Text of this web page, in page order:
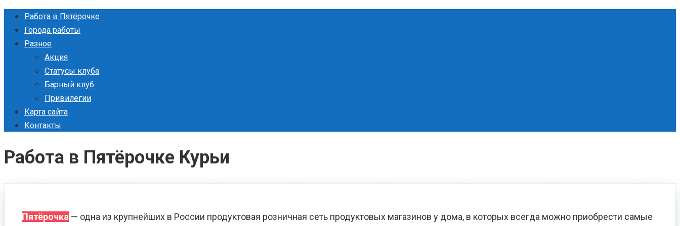
Перейти
контенту
Работа в Пятёрочке
Города работы
Разное
Акция
Статусы клуба
Барный клуб
Привилегии
Карта сайта
Контакты
Работа в Пятёрочке Курьи
Пятёрочка — одна из крупнейших в России продуктовая розничная сеть продуктовых магазинов у дома, в которых всегда можно приобрести самые